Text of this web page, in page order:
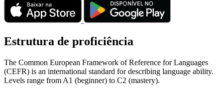
Estrutura de proficiência
The Common European Framework of Reference for Languages
(CEFR) is an international standard for describing language ability.
Levels range from A1 (beginner) to C2 (mastery).